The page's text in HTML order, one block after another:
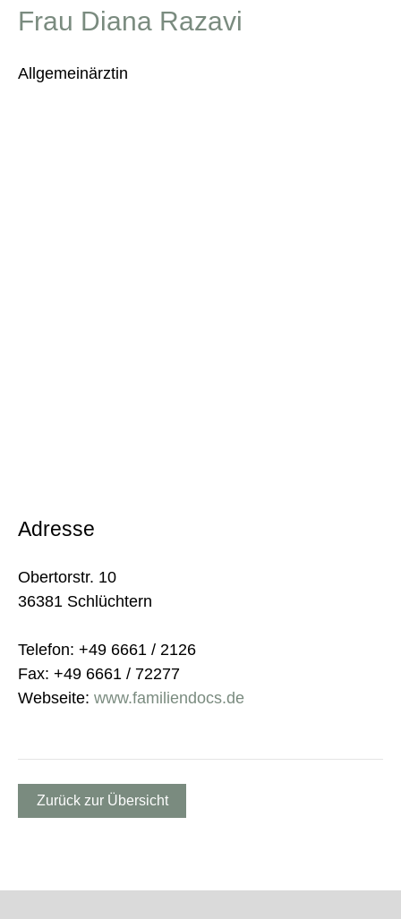
Frau Diana Razavi
Allgemeinärztin
Adresse
Obertorstr. 10
36381 Schlüchtern
Telefon: +49 6661 / 2126
Fax: +49 6661 / 72277
Webseite: www.familiendocs.de
Zurück zur Übersicht